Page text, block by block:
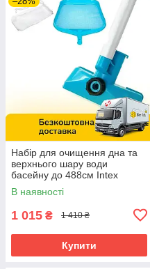
Набір для очищення дна та
верхнього шару води
басейну до 488см Intex
28002
В наявності
1 015 ₴ 1 410 ₴
Купити